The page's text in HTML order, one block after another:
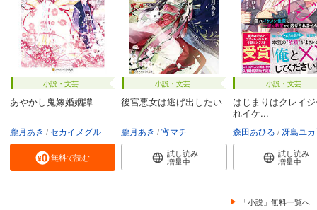
小説・文芸
あやかし鬼嫁婚姻譚
朧月あき セカイメグル
無料で読む
小説・文芸
後宮悪女は逃げ出したい
朧月あき 宵マチ
試し読み
増量中
小説・文芸
はじまりはクレイ
れイケ...
森田あひる 冴島ユ
試し読み
増量中
「小説」無料一覧へ